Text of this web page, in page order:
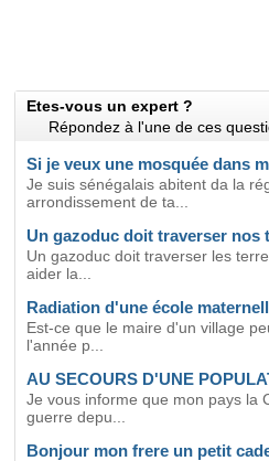
Etes-vous un expert ?
Répondez à l'une de ces
Si je veux une mosquée dans
Je suis sénégalais abitent da la
arrondissement de ta...
Un gazoduc doit traverser nos
Un gazoduc doit traverser les
aider la...
Radiation d'une école
Est-ce que le maire d'un village
l'année p...
AU SECOURS D'UNE
Je vous informe que mon pays la
guerre depu...
Bonjour mon frere un petit